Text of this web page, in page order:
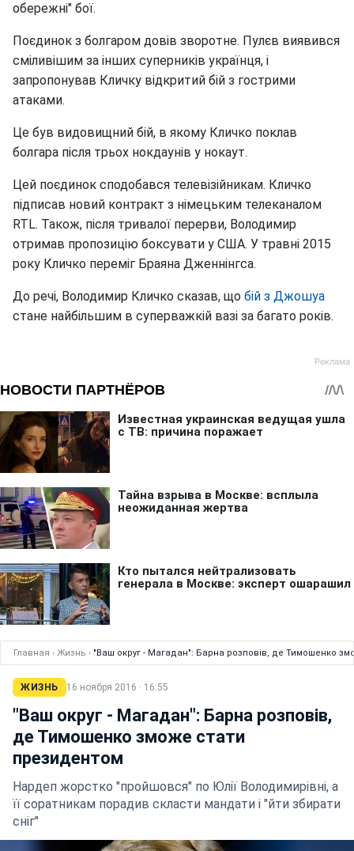
обережні" бої.
Поєдинок з болгаром довів зворотне. Пулєв виявився
сміливішим за інших суперників українця, і
запропонував Кличку відкритий бій з гострими
атаками.
Це був видовищний бій, в якому Кличко поклав
болгара після трьох нокдаунів у нокаут.
Цей поєдинок сподобався телевізійникам. Кличко
підписав новий контракт з німецьким телеканалом
RTL. Також, після тривалої перерви, Володимир
отримав пропозицію боксувати у США. У травні 2015
року Кличко переміг Браяна Дженнінгса.
До речі, Володимир Кличко сказав, що бій з Джошуа
стане найбільшим в суперважкій вазі за багато років.
Главная › Жизнь › "Ваш округ - Магадан": Барна розповів, де Тимошенко
ЖИЗНЬ 16 ноября 2016 · 16:55
"Ваш округ - Магадан": Барна розповів,
де Тимошенко зможе стати
президентом
Нардеп жорстко "пройшовся" по Юлії Володимирівні, а
її соратникам порадив скласти мандати і "йти збирати
сніг"